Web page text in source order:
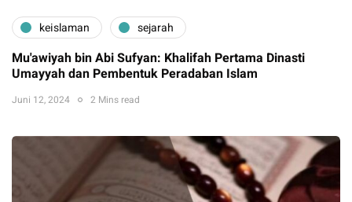
keislaman sejarah
Mu'awiyah bin Abi Sufyan: Khalifah Pertama Dinasti
Umayyah dan Pembentuk Peradaban Islam
Juni 12, 2024 2 Mins read